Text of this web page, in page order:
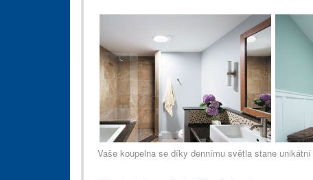
Vaše koupelna se díky dennímu světla stane